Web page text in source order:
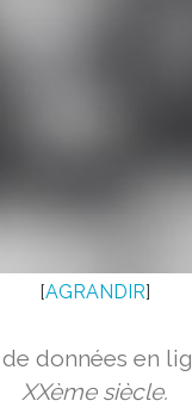
[AGRANDIR]
données en
XXème siècle.